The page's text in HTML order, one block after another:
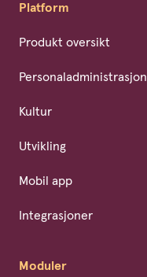
Platform
Produkt oversikt
Personaladministrasjon
Kultur
Utvikling
Mobil app
Integrasjoner
Moduler